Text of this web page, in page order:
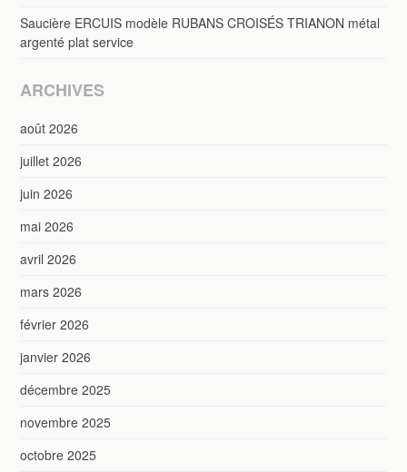
Saucière ERCUIS modèle RUBANS CROISÉS TRIANON métal
argenté plat service
ARCHIVES
août 2026
juillet 2026
juin 2026
mai 2026
avril 2026
mars 2026
février 2026
janvier 2026
décembre 2025
novembre 2025
octobre 2025